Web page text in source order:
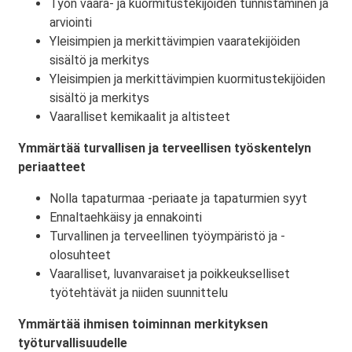
Työn vaara- ja kuormitustekijöiden tunnistaminen ja
arviointi
Yleisimpien ja merkittävimpien vaaratekijöiden
sisältö ja merkitys
Yleisimpien ja merkittävimpien kuormitustekijöiden
sisältö ja merkitys
Vaaralliset kemikaalit ja altisteet
Ymmärtää turvallisen ja terveellisen työskentelyn
periaatteet
Nolla tapaturmaa -periaate ja tapaturmien syyt
Ennaltaehkäisy ja ennakointi
Turvallinen ja terveellinen työympäristö ja -
olosuhteet
Vaaralliset, luvanvaraiset ja poikkeukselliset
työtehtävät ja niiden suunnittelu
Ymmärtää ihmisen toiminnan merkityksen
työturvallisuudelle